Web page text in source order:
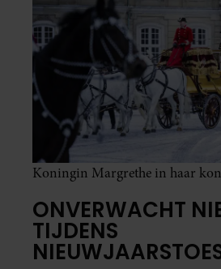
Koningin Margrethe in haar
ONVERWACHT
TIJDENS